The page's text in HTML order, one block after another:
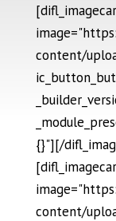
content/
{}"][/
content/